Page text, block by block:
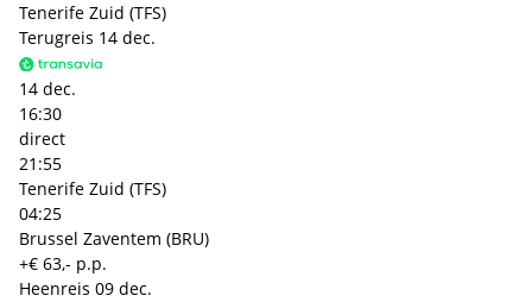
Tenerife Zuid (TFS)
Terugreis 14 dec.
14 dec.
16:30
direct
21:55
Tenerife Zuid (TFS)
04:25
Brussel Zaventem (BRU)
+€ 63,- p.p.
Heenreis 09 dec.